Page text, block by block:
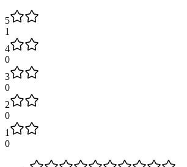
5
1
4
0
3
0
2
0
1
0